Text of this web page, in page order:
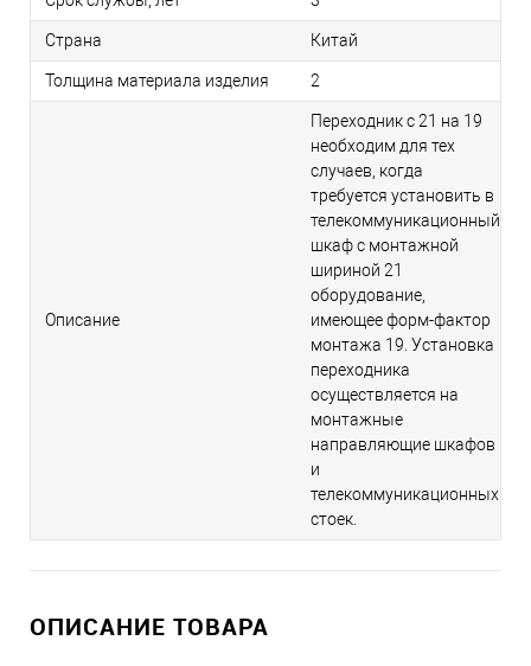
Страна Китай
Толщина материала изделия 2
Описание
Переходник с 21 на 19
необходим для тех
случаев, когда
требуется установить в
телекоммуникационный
шкаф с монтажной
шириной 21
оборудование,
имеющее форм-фактор
монтажа 19. Установка
переходника
осуществляется на
монтажные
направляющие шкафов
и
телекоммуникационных
стоек.
ОПИСАНИЕ ТОВАРА